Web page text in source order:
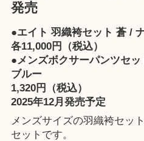
発売
●エイト 羽織袴セット 蒼 /
各11,000円（税込）
●メンズボクサーパンツセ
ブルー
1,320円（税込）
2025年12月発売予定
メンズサイズの羽織袴セッ
セットです。